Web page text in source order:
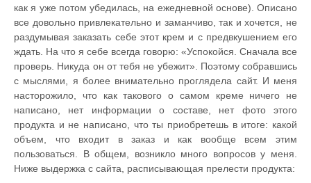
как я уже потом убедилась, на ежедневной основе). Описано
все довольно привлекательно и заманчиво, так и хочется, не
раздумывая заказать себе этот крем и с предвкушением его
ждать. На что я себе всегда говорю: «Успокойся. Сначала все
проверь. Никуда он от тебя не убежит». Поэтому собравшись
с мыслями, я более внимательно проглядела сайт. И меня
насторожило, что как такового о самом креме ничего не
написано, нет информации о составе, нет фото этого
продукта и не написано, что ты приобретешь в итоге: какой
объем, что входит в заказ и как вообще всем этим
пользоваться. В общем, возникло много вопросов у меня.
Ниже выдержка с сайта, расписывающая прелести продукта: